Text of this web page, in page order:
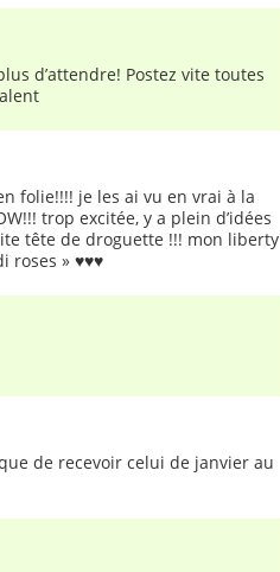
d’attendre! Postez vite toutes
folie!!!! je les ai vu en vrai à la
trop excitée, y a plein d’idées
tête de droguette !!! mon liberty
roses » ♥♥♥
de recevoir celui de janvier au